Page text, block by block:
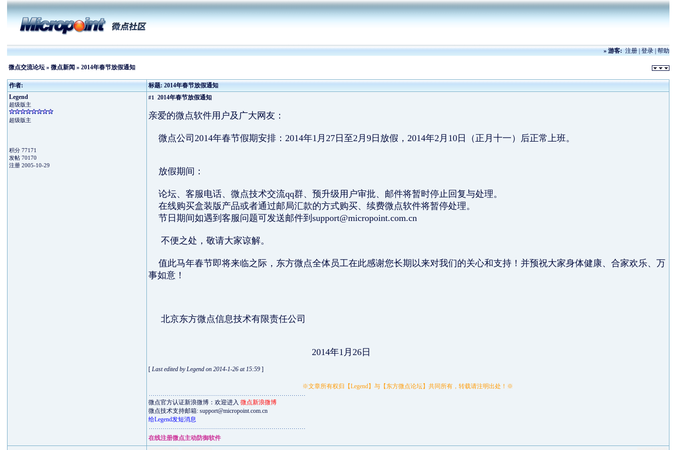
» 游客:注册|登录|帮助
微点交流论坛» 微点新闻 » 2014年春节放假通知
作者:
标题: 2014年春节放假通知
Legend
超级版主
超级版主
积分 77171
发帖 70170
注册 2005-10-29
#1 2014年春节放假通知
亲爱的微点软件用户及广大网友：
微点公司2014年春节假期安排：2014年1月27日至2月9日放假，2014年2月10日（正月十一）后正常上班。
放假期间：
论坛、客服电话、微点技术交流qq群、预升级用户审批、邮件将暂时停止回复与处理。
在线购买盒装版产品或者通过邮局汇款的方式购买、续费微点软件将暂停处理。
节日期间如遇到客服问题可发送邮件到 support@micropoint.com.cn
不便之处，敬请大家谅解。
值此马年春节即将来临之际，东方微点全体员工在此感谢您长期以来对我们的关心和支持！并预祝大家身体健康、合家欢乐、万
事如意！
北京东方微点信息技术有限责任公司
2014年1月26日
[Last edited by Legend on 2014-1-26 at 15:59 ]
※文章所有权归【Legend】与【东方微点论坛】共同所有，转载请注明出处！※
微点官方认证新浪微博：欢迎进入 微点新浪微博
微点技术支持邮箱: support@micropoint.com.cn
给Legend发短消息
在线注册微点主动防御软件